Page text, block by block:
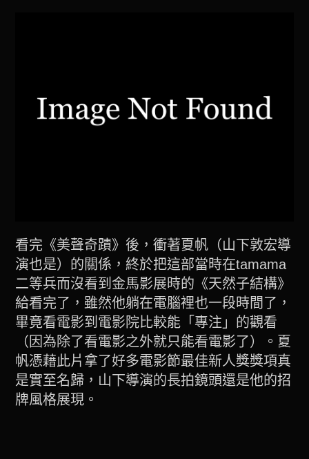
看完《美聲奇蹟》後，衝著夏帆（山下敦宏導
演也是）的關係，終於把這部當時在tamama
二等兵而沒看到金馬影展時的《天然子結構》
給看完了，雖然他躺在電腦裡也一段時間了，
畢竟看電影到電影院比較能「專注」的觀看
（因為除了看電影之外就只能看電影了）。夏
帆憑藉此片拿了好多電影節最佳新人獎獎項真
是實至名歸，山下導演的長拍鏡頭還是他的招
牌風格展現。